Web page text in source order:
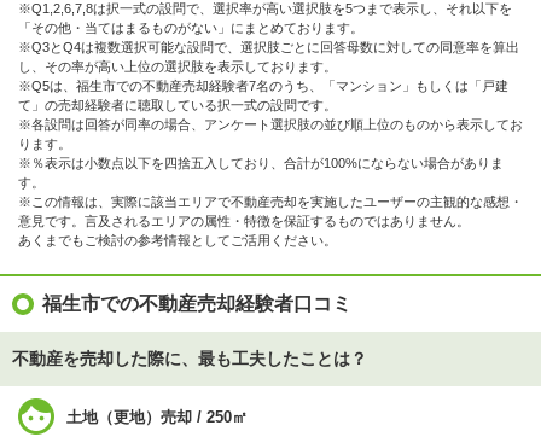
※Q1,2,6,7,8は択一式の設問で、選択率が高い選択肢を5つまで表示し、それ以下を
「その他・当てはまるものがない」にまとめております。
※Q3とQ4は複数選択可能な設問で、選択肢ごとに回答母数に対しての同意率を算出
し、その率が高い上位の選択肢を表示しております。
※Q5は、福生市での不動産売却経験者7名のうち、「マンション」もしくは「戸建
て」の売却経験者に聴取している択一式の設問です。
※各設問は回答が同率の場合、アンケート選択肢の並び順上位のものから表示してお
ります。
※％表示は小数点以下を四捨五入しており、合計が100%にならない場合がありま
す。
※この情報は、実際に該当エリアで不動産売却を実施したユーザーの主観的な感想・
意見です。言及されるエリアの属性・特徴を保証するものではありません。
あくまでもご検討の参考情報としてご活用ください。
福生市での不動産売却経験者口コミ
不動産を売却した際に、最も工夫したことは？
土地（更地）売却 / 250㎡